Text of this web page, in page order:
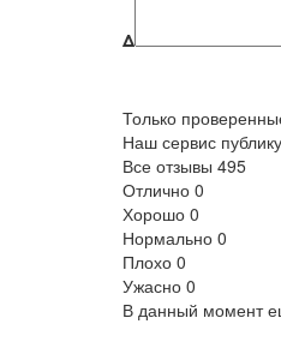
Δ
Только
Наш сервис
Все отзывы 495
Отлично 0
Хорошо 0
Нормально 0
Плохо 0
Ужасно 0
В данный момент